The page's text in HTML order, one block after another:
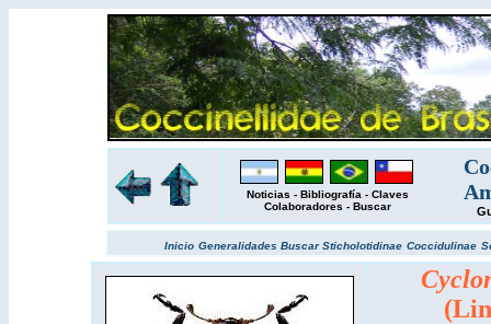
Noticias - Bibliografía - Claves
Colaboradores - Buscar
Inicio Generalidades BuscarSticholotidinae Coccidulinae